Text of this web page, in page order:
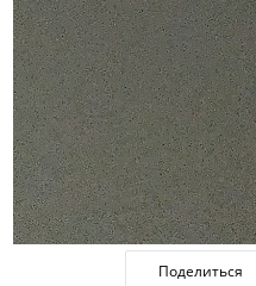
Поделиться